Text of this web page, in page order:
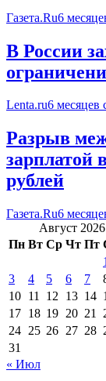
Газета.Ru6
В России
Lenta.ru6 месяцев
Разрыв
зарплатой
рублей
Газета.Ru6
Август 2026
Пн Вт Ср Чт Пт
1
3
4 5 6 7
10 11 12 13 14
17 18 19 20 21
24 25 26 27 28
31
« Июл